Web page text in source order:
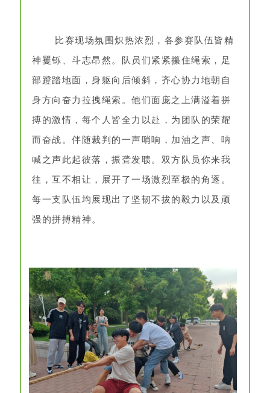
比赛现场氛围炽热浓烈，各参赛队伍皆精
神矍铄、斗志昂然。队员们紧紧攥住绳索，足
部蹬踏地面，身躯向后倾斜，齐心协力地朝自
身方向奋力拉拽绳索。他们面庞之上满溢着拼
搏的激情，每个人皆全力以赴，为团队的荣耀
而奋战。伴随裁判的一声哨响，加油之声、呐
喊之声此起彼落，振聋发聩。双方队员你来我
往，互不相让，展开了一场激烈至极的角逐。
每一支队伍均展现出了坚韧不拔的毅力以及顽
强的拼搏精神。